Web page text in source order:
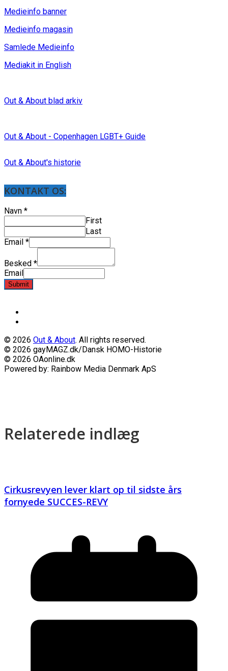
Medieinfo banner
Medieinfo magasin
Samlede Medieinfo
Mediakit in English
Out & About blad arkiv
Out & About - Copenhagen LGBT+ Guide
Out & About's historie
KONTAKT OS:
Navn *
First
Last
Email *
Besked *
Email
Submit
© 2026 Out & About. All rights reserved.
© 2026 gayMAGZ.dk/Dansk HOMO-Historie
© 2026 OAonline.dk
Powered by: Rainbow Media Denmark ApS
Relaterede indlæg
Cirkusrevyen lever klart op til sidste års
fornyede SUCCES-REVY